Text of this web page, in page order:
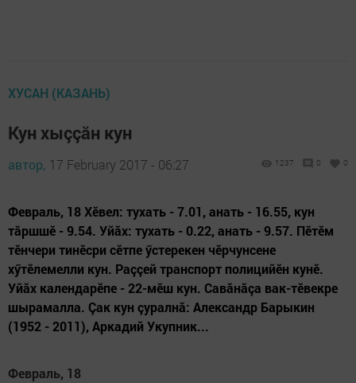
ХУСАН (КАЗАНЬ)
Кун хыççăн кун
автор, 17 February 2017 - 06:27 1237 0 0
Февраль, 18 Хӗвел: тухать - 7.01, анать - 16.55, кун
тăршшӗ - 9.54. Уйăх: тухать - 0.22, анать - 9.57. Пӗтӗм
тӗнчери ти­нӗс­ри сӗтпе ӳстерекен чӗрчунсене
хӳтӗлемелли кун. Раççей транспорт поли­цийӗн кунӗ.
Уйăх календарӗпе - 22-мӗш кун. Савăнăçа вак-тӗвекре
шырамалла. Çак кун çуралнă: Алек­сандр Барыкин
(1952 - 2011), Аркадий Укупник...
Февраль, 18